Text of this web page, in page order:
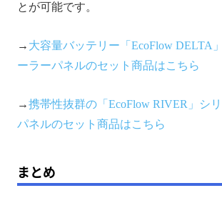
とが可能です。
→ 大容量バッテリー「EcoFlow DELTA
ーラーパネルのセット商品はこちら
→携帯性抜群の「 EcoFlow RIVER」シ
パネルのセット商品はこちら
まとめ